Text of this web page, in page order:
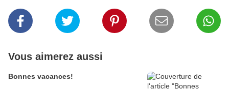
Vous aimerez aussi
Bonnes vacances!